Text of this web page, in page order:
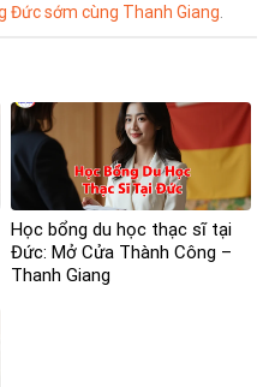
Đức sớm cùng Thanh Giang.
Học bổng du học thạc sĩ tại
Đức: Mở Cửa Thành Công –
Thanh Giang